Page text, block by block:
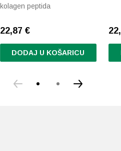
kolagen peptida
22,87 €
DODAJ U KOŠARICU